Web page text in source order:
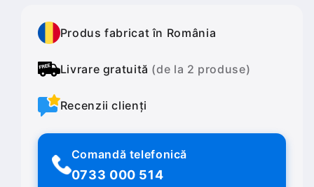
Produs fabricat în România
Livrare gratuită (de la 2 produse)
Recenzii clienți
Comandă telefonică
0733 000 514